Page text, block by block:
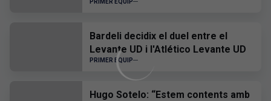
davant el CD Castelló
PRIMER EQUIP
Bardeli decidix el duel entre el
Levante UD i l'Atlético Levante UD
PRIMER EQUIP
Hugo Sotelo: “Estem contents amb